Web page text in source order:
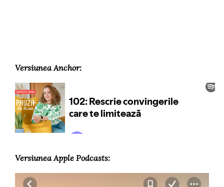
Versiunea Anchor:
Versiunea Apple Podcasts: